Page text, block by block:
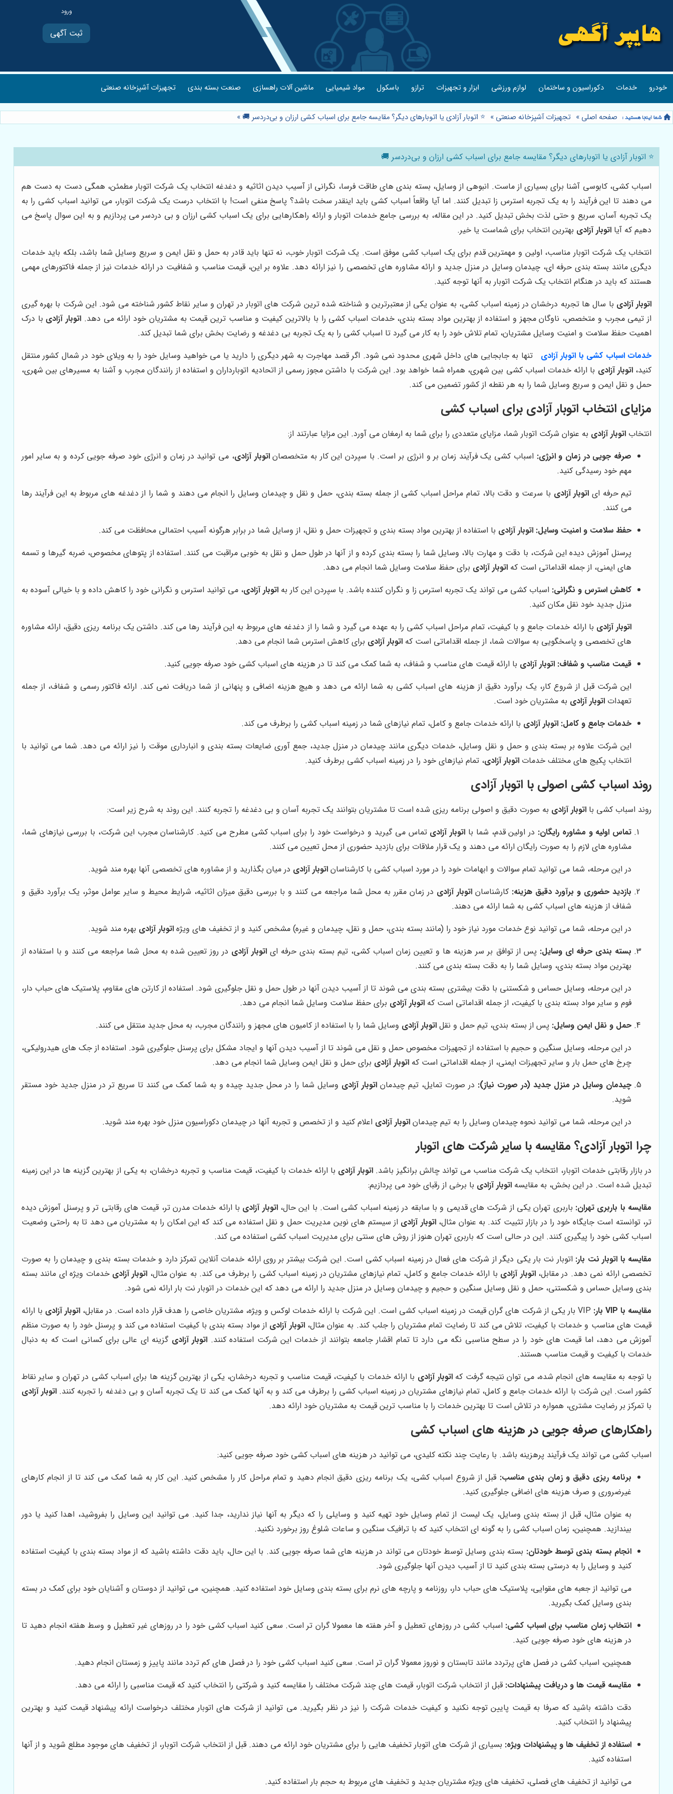
ثبت آگهی
خودرو خدمات دکوراسیون و ساختمان لوازم ورزشی ابزار و تجهیزات ترازو باسکول مواد شیمیایی ماشین آلات راهسازی صنعت بسته بندی تجهیزات آشپزخانه صنعتی
صفحه اصلی » تجهیزات آشپزخانه صنعتی » ⭐️ اتوبار آزادی یا اتوبارهای دیگر؟ مقایسه جامع برای اسباب کشی ارزان و بی‌دردسر 🚚 »
⭐️ اتوبار آزادی یا اتوبارهای دیگر؟ مقایسه جامع برای اسباب کشی ارزان و بی‌دردسر 🚚
اسباب کشی، کابوسی آشنا برای بسیاری از ماست. انبوهی از وسایل، بسته بندی های طاقت فرسا، نگرانی از آسیب دیدن اثاثیه و دغدغه انتخاب یک شرکت اتوبار مطمئن، همگی دست به دست هم
می دهند تا این فرآیند را به یک تجربه استرس زا تبدیل کنند. اما آیا واقعاً اسباب کشی باید اینقدر سخت باشد؟ پاسخ منفی است! با انتخاب درست یک شرکت اتوبار، می توانید اسباب کشی را به
یک تجربه آسان، سریع و حتی لذت بخش تبدیل کنید. در این مقاله، به بررسی جامع خدمات اتوبار و ارائه راهکارهایی برای یک اسباب کشی ارزان و بی دردسر می پردازیم و به این سوال پاسخ می
دهیم که آیا اتوبار آزادی بهترین انتخاب برای شماست یا خیر.
انتخاب یک شرکت اتوبار مناسب، اولین و مهمترین قدم برای یک اسباب کشی موفق است. یک شرکت اتوبار خوب، نه تنها باید قادر به حمل و نقل ایمن و سریع وسایل شما باشد، بلکه باید خدمات
دیگری مانند بسته بندی حرفه ای، چیدمان وسایل در منزل جدید و ارائه مشاوره های تخصصی را نیز ارائه دهد. علاوه بر این، قیمت مناسب و شفافیت در ارائه خدمات نیز از جمله فاکتورهای مهمی
هستند که باید در هنگام انتخاب یک شرکت اتوبار به آنها توجه کنید.
اتوبار آزادی با سال ها تجربه درخشان در زمینه اسباب کشی، به عنوان یکی از معتبرترین و شناخته شده ترین شرکت های اتوبار در تهران و سایر نقاط کشور شناخته می شود. این شرکت با بهره گیری
از تیمی مجرب و متخصص، ناوگان مجهز و استفاده از بهترین مواد بسته بندی، خدمات اسباب کشی را با بالاترین کیفیت و مناسب ترین قیمت به مشتریان خود ارائه می دهد. اتوبار آزادی با درک
اهمیت حفظ سلامت و امنیت وسایل مشتریان، تمام تلاش خود را به کار می گیرد تا اسباب کشی را به یک تجربه بی دغدغه و رضایت بخش برای شما تبدیل کند.
خدمات اسباب کشی با اتوبار آزادی
تنها به جابجایی های داخل شهری محدود نمی شود. اگر قصد مهاجرت به شهر دیگری را دارید یا می خواهید وسایل خود را به ویلای خود در شمال کشور منتقل
کنید،اتوبار آزادی با ارائه خدمات اسباب کشی بین شهری، همراه شما خواهد بود. این شرکت با داشتن مجوز رسمی از اتحادیه اتوبارداران و استفاده از رانندگان مجرب و آشنا به مسیرهای بین شهری،
حمل و نقل ایمن و سریع وسایل شما را به هر نقطه از کشور تضمین می کند.
مزایای انتخاب اتوبار آزادی برای اسباب کشی
انتخاب اتوبار آزادی به عنوان شرکت اتوبار شما، مزایای متعددی را برای شما به ارمغان می آورد. این مزایا عبارتند از:
صرفه جویی در زمان و انرژی: اسباب کشی یک فرآیند زمان بر و انرژی بر است. با سپردن این کار به متخصصاناتوبار آزادی، می توانید در زمان و انرژی خود صرفه جویی کرده و به سایر امور
مهم خود رسیدگی کنید.
تیم حرفه ای اتوبار آزادی با سرعت و دقت بالا، تمام مراحل اسباب کشی از جمله بسته بندی، حمل و نقل و چیدمان وسایل را انجام می دهند و شما را از دغدغه های مربوط به این فرآیند رها
می کنند.
حفظ سلامت و امنیت وسایل: اتوبار آزادی با استفاده از بهترین مواد بسته بندی و تجهیزات حمل و نقل، از وسایل شما در برابر هرگونه آسیب احتمالی محافظت می کند.
پرسنل آموزش دیده این شرکت، با دقت و مهارت بالا، وسایل شما را بسته بندی کرده و از آنها در طول حمل و نقل به خوبی مراقبت می کنند. استفاده از پتوهای مخصوص، ضربه گیرها و تسمه
های ایمنی، از جمله اقداماتی است که اتوبار آزادی برای حفظ سلامت وسایل شما انجام می دهد.
کاهش استرس و نگرانی: اسباب کشی می تواند یک تجربه استرس زا و نگران کننده باشد. با سپردن این کار بهاتوبار آزادی، می توانید استرس و نگرانی خود را کاهش داده و با خیالی آسوده به
منزل جدید خود نقل مکان کنید.
اتوبار آزادی با ارائه خدمات جامع و با کیفیت، تمام مراحل اسباب کشی را به عهده می گیرد و شما را از دغدغه های مربوط به این فرآیند رها می کند. داشتن یک برنامه ریزی دقیق، ارائه مشاوره
های تخصصی و پاسخگویی به سوالات شما، از جمله اقداماتی است که اتوبار آزادی برای کاهش استرس شما انجام می دهد.
قیمت مناسب و شفاف: اتوبار آزادی با ارائه قیمت های مناسب و شفاف، به شما کمک می کند تا در هزینه های اسباب کشی خود صرفه جویی کنید.
این شرکت قبل از شروع کار، یک برآورد دقیق از هزینه های اسباب کشی به شما ارائه می دهد و هیچ هزینه اضافی و پنهانی از شما دریافت نمی کند. ارائه فاکتور رسمی و شفاف، از جمله
تعهدات اتوبار آزادی به مشتریان خود است.
خدمات جامع و کامل: اتوبار آزادی با ارائه خدمات جامع و کامل، تمام نیازهای شما در زمینه اسباب کشی را برطرف می کند.
این شرکت علاوه بر بسته بندی و حمل و نقل وسایل، خدمات دیگری مانند چیدمان در منزل جدید، جمع آوری ضایعات بسته بندی و انبارداری موقت را نیز ارائه می دهد. شما می توانید با
انتخاب پکیج های مختلف خدمات اتوبار آزادی، تمام نیازهای خود را در زمینه اسباب کشی برطرف کنید.
روند اسباب کشی اصولی با اتوبار آزادی
روند اسباب کشی با اتوبار آزادی به صورت دقیق و اصولی برنامه ریزی شده است تا مشتریان بتوانند یک تجربه آسان و بی دغدغه را تجربه کنند. این روند به شرح زیر است:
تماس اولیه و مشاوره رایگان: در اولین قدم، شما با اتوبار آزادی تماس می گیرید و درخواست خود را برای اسباب کشی مطرح می کنید. کارشناسان مجرب این شرکت، با بررسی نیازهای شما،
مشاوره های لازم را به صورت رایگان ارائه می دهند و یک قرار ملاقات برای بازدید حضوری از محل تعیین می کنند.
در این مرحله، شما می توانید تمام سوالات و ابهامات خود را در مورد اسباب کشی با کارشناسان اتوبار آزادی در میان بگذارید و از مشاوره های تخصصی آنها بهره مند شوید.
بازدید حضوری و برآورد دقیق هزینه: کارشناسان اتوبار آزادی در زمان مقرر به محل شما مراجعه می کنند و با بررسی دقیق میزان اثاثیه، شرایط محیط و سایر عوامل موثر، یک برآورد دقیق و
شفاف از هزینه های اسباب کشی به شما ارائه می دهند.
در این مرحله، شما می توانید نوع خدمات مورد نیاز خود را (مانند بسته بندی، حمل و نقل، چیدمان و غیره) مشخص کنید و از تخفیف های ویژه اتوبار آزادی بهره مند شوید.
بسته بندی حرفه ای وسایل: پس از توافق بر سر هزینه ها و تعیین زمان اسباب کشی، تیم بسته بندی حرفه ای اتوبار آزادی در روز تعیین شده به محل شما مراجعه می کنند و با استفاده از
بهترین مواد بسته بندی، وسایل شما را به دقت بسته بندی می کنند.
در این مرحله، وسایل حساس و شکستنی با دقت بیشتری بسته بندی می شوند تا از آسیب دیدن آنها در طول حمل و نقل جلوگیری شود. استفاده از کارتن های مقاوم، پلاستیک های حباب دار،
فوم و سایر مواد بسته بندی با کیفیت، از جمله اقداماتی است که اتوبار آزادی برای حفظ سلامت وسایل شما انجام می دهد.
حمل و نقل ایمن وسایل: پس از بسته بندی، تیم حمل و نقل اتوبار آزادی وسایل شما را با استفاده از کامیون های مجهز و رانندگان مجرب، به محل جدید منتقل می کنند.
در این مرحله، وسایل سنگین و حجیم با استفاده از تجهیزات مخصوص حمل و نقل می شوند تا از آسیب دیدن آنها و ایجاد مشکل برای پرسنل جلوگیری شود. استفاده از جک های هیدرولیکی،
چرخ های حمل بار و سایر تجهیزات ایمنی، از جمله اقداماتی است که اتوبار آزادی برای حمل و نقل ایمن وسایل شما انجام می دهد.
چیدمان وسایل در منزل جدید (در صورت نیاز): در صورت تمایل، تیم چیدمان اتوبار آزادی وسایل شما را در محل جدید چیده و به شما کمک می کنند تا سریع تر در منزل جدید خود مستقر
شوید.
در این مرحله، شما می توانید نحوه چیدمان وسایل را به تیم چیدمان اتوبار آزادی اعلام کنید و از تخصص و تجربه آنها در چیدمان دکوراسیون منزل خود بهره مند شوید.
چرا اتوبار آزادی؟ مقایسه با سایر شرکت های اتوبار
در بازار رقابتی خدمات اتوبار، انتخاب یک شرکت مناسب می تواند چالش برانگیز باشد. اتوبار آزادی با ارائه خدمات با کیفیت، قیمت مناسب و تجربه درخشان، به یکی از بهترین گزینه ها در این زمینه
تبدیل شده است. در این بخش، به مقایسه اتوبار آزادی با برخی از رقبای خود می پردازیم:
مقایسه با باربری تهران: باربری تهران یکی از شرکت های قدیمی و با سابقه در زمینه اسباب کشی است. با این حال،اتوبار آزادی با ارائه خدمات مدرن تر، قیمت های رقابتی تر و پرسنل آموزش دیده
تر، توانسته است جایگاه خود را در بازار تثبیت کند. به عنوان مثال،اتوبار آزادی از سیستم های نوین مدیریت حمل و نقل استفاده می کند که این امکان را به مشتریان می دهد تا به راحتی وضعیت
اسباب کشی خود را پیگیری کنند. این در حالی است که باربری تهران هنوز از روش های سنتی برای مدیریت اسباب کشی استفاده می کند.
مقایسه با اتوبار نت بار: اتوبار نت بار یکی دیگر از شرکت های فعال در زمینه اسباب کشی است. این شرکت بیشتر بر روی ارائه خدمات آنلاین تمرکز دارد و خدمات بسته بندی و چیدمان را به صورت
تخصصی ارائه نمی دهد. در مقابل،اتوبار آزادی با ارائه خدمات جامع و کامل، تمام نیازهای مشتریان در زمینه اسباب کشی را برطرف می کند. به عنوان مثال، اتوبار آزادی خدمات ویژه ای مانند بسته
بندی وسایل حساس و شکستنی، حمل و نقل وسایل سنگین و حجیم و چیدمان وسایل در منزل جدید را ارائه می دهد که این خدمات در اتوبار نت بار ارائه نمی شود.
مقایسه با VIP بار:
اتوبار آزادی با ارائه
قیمت های مناسب و خدمات با کیفیت، تلاش می کند تا رضایت تمام مشتریان را جلب کند. به عنوان مثال،اتوبار آزادی از مواد بسته بندی با کیفیت استفاده می کند و پرسنل خود را به صورت منظم
آموزش می دهد، اما قیمت های خود را در سطح مناسبی نگه می دارد تا تمام اقشار جامعه بتوانند از خدمات این شرکت استفاده کنند. اتوبار آزادی گزینه ای عالی برای کسانی است که به دنبال
خدمات با کیفیت و قیمت مناسب هستند.
با توجه به مقایسه های انجام شده، می توان نتیجه گرفت که اتوبار آزادی با ارائه خدمات با کیفیت، قیمت مناسب و تجربه درخشان، یکی از بهترین گزینه ها برای اسباب کشی در تهران و سایر نقاط
کشور است. این شرکت با ارائه خدمات جامع و کامل، تمام نیازهای مشتریان در زمینه اسباب کشی را برطرف می کند و به آنها کمک می کند تا یک تجربه آسان و بی دغدغه را تجربه کنند. اتوبار آزادی
با تمرکز بر رضایت مشتری، همواره در تلاش است تا بهترین خدمات را با مناسب ترین قیمت به مشتریان خود ارائه دهد.
راهکارهای صرفه جویی در هزینه های اسباب کشی
اسباب کشی می تواند یک فرآیند پرهزینه باشد. با رعایت چند نکته کلیدی، می توانید در هزینه های اسباب کشی خود صرفه جویی کنید:
برنامه ریزی دقیق و زمان بندی مناسب: قبل از شروع اسباب کشی، یک برنامه ریزی دقیق انجام دهید و تمام مراحل کار را مشخص کنید. این کار به شما کمک می کند تا از انجام کارهای
غیرضروری و صرف هزینه های اضافی جلوگیری کنید.
به عنوان مثال، قبل از بسته بندی وسایل، یک لیست از تمام وسایل خود تهیه کنید و وسایلی را که دیگر به آنها نیاز ندارید، جدا کنید. می توانید این وسایل را بفروشید، اهدا کنید یا دور
بیندازید. همچنین، زمان اسباب کشی را به گونه ای انتخاب کنید که با ترافیک سنگین و ساعات شلوغ روز برخورد نکنید.
انجام بسته بندی توسط خودتان: بسته بندی وسایل توسط خودتان می تواند در هزینه های شما صرفه جویی کند. با این حال، باید دقت داشته باشید که از مواد بسته بندی با کیفیت استفاده
کنید و وسایل را به درستی بسته بندی کنید تا از آسیب دیدن آنها جلوگیری شود.
می توانید از جعبه های مقوایی، پلاستیک های حباب دار، روزنامه و پارچه های نرم برای بسته بندی وسایل خود استفاده کنید. همچنین، می توانید از دوستان و آشنایان خود برای کمک در بسته
بندی وسایل کمک بگیرید.
انتخاب زمان مناسب برای اسباب کشی: اسباب کشی در روزهای تعطیل و آخر هفته ها معمولا گران تر است. سعی کنید اسباب کشی خود را در روزهای غیر تعطیل و وسط هفته انجام دهید تا
در هزینه های خود صرفه جویی کنید.
همچنین، اسباب کشی در فصل های پرتردد مانند تابستان و نوروز معمولا گران تر است. سعی کنید اسباب کشی خود را در فصل های کم تردد مانند پاییز و زمستان انجام دهید.
مقایسه قیمت ها و دریافت پیشنهادات: قبل از انتخاب شرکت اتوبار، قیمت های چند شرکت مختلف را مقایسه کنید و شرکتی را انتخاب کنید که قیمت مناسبی را ارائه می دهد.
دقت داشته باشید که صرفا به قیمت پایین توجه نکنید و کیفیت خدمات شرکت را نیز در نظر بگیرید. می توانید از شرکت های اتوبار مختلف درخواست ارائه پیشنهاد قیمت کنید و بهترین
پیشنهاد را انتخاب کنید.
استفاده از تخفیف ها و پیشنهادات ویژه: بسیاری از شرکت های اتوبار تخفیف هایی را برای مشتریان خود ارائه می دهند. قبل از انتخاب شرکت اتوبار، از تخفیف های موجود مطلع شوید و از آنها
استفاده کنید.
می توانید از تخفیف های فصلی، تخفیف های ویژه مشتریان جدید و تخفیف های مربوط به حجم بار استفاده کنید.